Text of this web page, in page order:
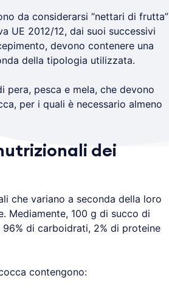
da considerarsi “nettari di frutta”
UE 2012/12, dai suoi successivi
devono contenere una
della tipologia utilizzata.
pera, pesca e mela, che devono
per i quali è necessario almeno
dei
che variano a seconda della loro
Mediamente, 100 g di succo di
di carboidrati, 2% di proteine
contengono: